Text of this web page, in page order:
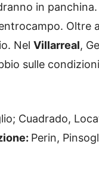
in panchina.
Oltre a
Nel Villarreal,
sulle condizioni
Cuadrado,
Perin,